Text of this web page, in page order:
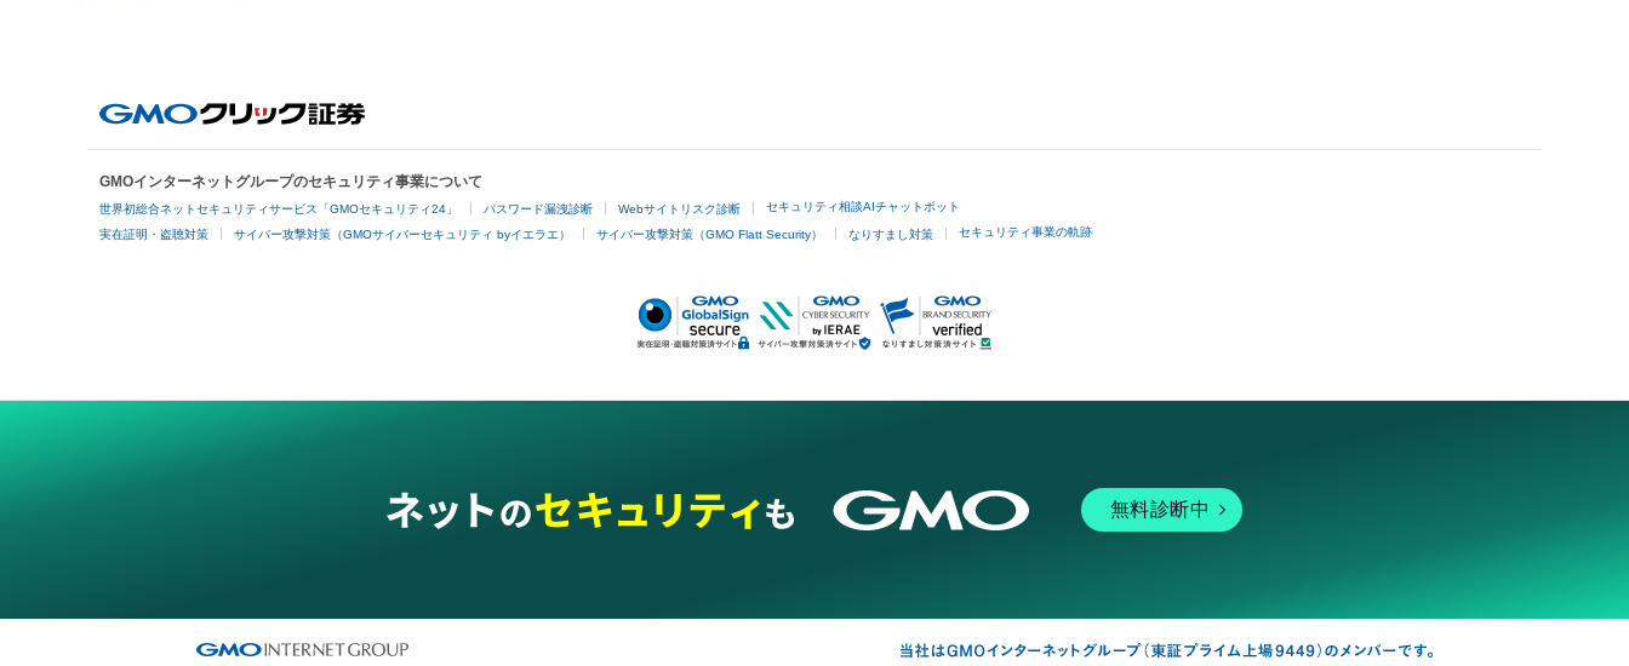
GMOインターネットグループのセキュリティ事業について
世界初総合ネットセキュリティサービス「GMOセキュリティ24」 パスワード漏洩診断 Webサイトリスク診断 セキュリティ相談AIチャットボット
実在証明・盗聴対策 サイバー攻撃対策（GMOサイバーセキュリティ byイエラエ） サイバー攻撃対策（GMO Flatt Security） なりすまし対策 セキュリティ事業の軌跡
無料診断中